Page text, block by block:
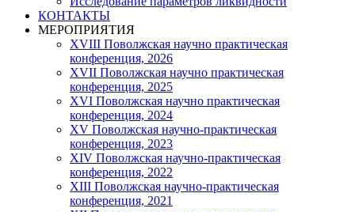
КОНТАКТЫ
МЕРОПРИЯТИЯ
XVIII Поволжская научно практическая
конференция, 2026
XVII Поволжская научно практическая
конференция, 2025
XVI Поволжская научно практическая
конференция, 2024
ХV Поволжская научно-практическая
конференция, 2023
ХIV Поволжская научно-практическая
конференция, 2022
ХIII Поволжская научно-практическая
конференция, 2021